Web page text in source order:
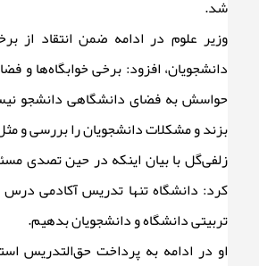
شد.
وزیر علوم در ادامه ضمن انتقاد از
دانشجویان، افزود: برخی خوابگاه‌ها و
حواسش به فضای دانشگاهی دانشجو
بزند و مشکلات دانشجویان را بررسی و
زلفی‌گل با بیان اینکه در حین تصدی
کرد: دانشگاه تنها تدریس آکادمی
تربیتی دانشگاه و دانشجویان بدهیم.
او در ادامه به پرداخت حق‌التدریس